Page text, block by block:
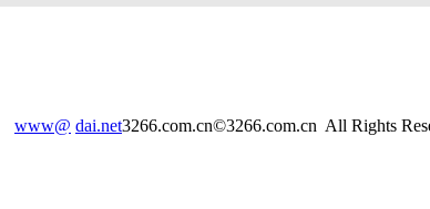
www@ dai.net3266.com.cn©3266.com.cn All Rights